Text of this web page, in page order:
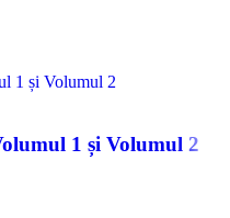
1 și Volumul 2